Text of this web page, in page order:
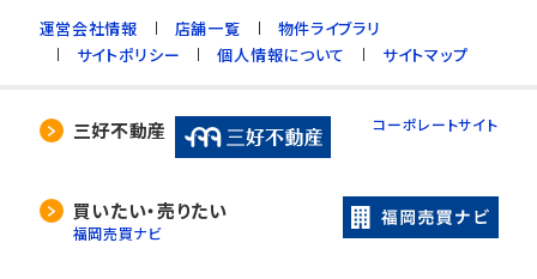
運営会社情報 店舗一覧
物件ライブラリ
サイトポリシー
個人情報について サイトマップ
三好不動産 コーポレートサイト
買いたい・売りたい
福岡売買ナビ